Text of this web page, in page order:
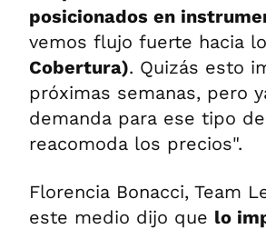
posicionados en
vemos flujo fuerte hacia
Cobertura). Quizás esto
próximas semanas, pero
demanda para ese tipo
reacomoda los precios".
Florencia Bonacci, Team
este medio dijo que lo